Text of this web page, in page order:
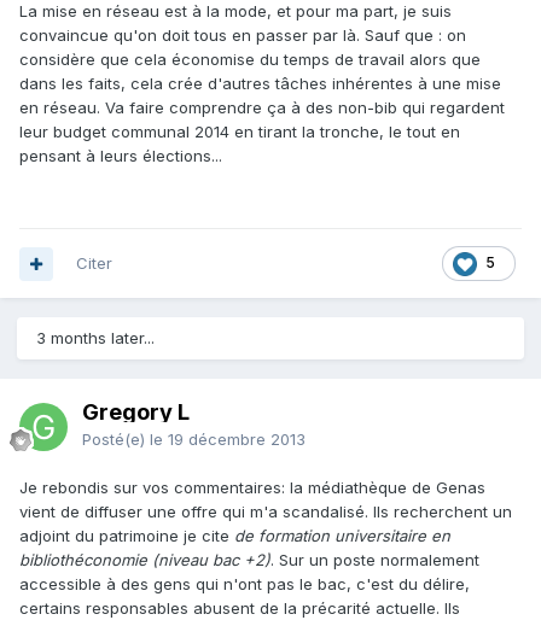
La mise en réseau est à la mode, et pour ma part, je suis
convaincue qu'on doit tous en passer par là. Sauf que : on
considère que cela économise du temps de travail alors que
dans les faits, cela crée d'autres tâches inhérentes à une mise
en réseau. Va faire comprendre ça à des non-bib qui regardent
leur budget communal 2014 en tirant la tronche, le tout en
pensant à leurs élections...
5
Citer
3 months later...
Gregory L
Posté(e) le 19 décembre 2013
Je rebondis sur vos commentaires: la médiathèque de Genas
vient de diffuser une offre qui m'a scandalisé. Ils recherchent un
adjoint du patrimoine je cite de formation universitaire en
bibliothéconomie (niveau bac +2). Sur un poste normalement
accessible à des gens qui n'ont pas le bac, c'est du délire,
certains responsables abusent de la précarité actuelle. Ils